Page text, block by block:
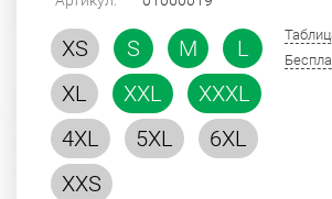
XS S M
L
XL
XXL
XXXL
4XL
5XL
6XL
XXS